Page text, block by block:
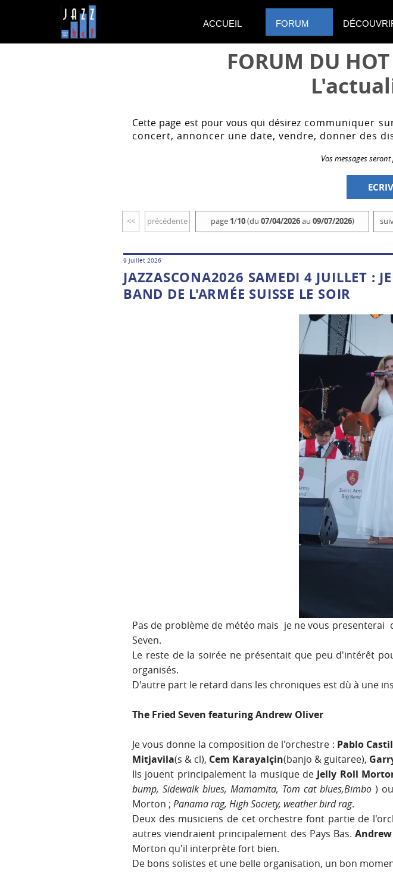
ACCUEIL FORUM
FORUM DU
Cette page est pour vous qui désirezcommuniquer
concert, annoncer une date, vendre, donner des
Vos messages
<< précédente page 1/10(du 07/04/2026au 09/07/2026)
9 juillet 2026
JAZZASCONA2026 SAMEDI 4 JUILLET :
BAND DE L'ARMÉE SUISSE LE SOIR
Pas de problème de météo mais je ne vous presenterai
Seven.
Le reste de la soirée ne présentait que peu d'intérêt
organisés.
D'autre part le retard dans les chroniques est dù à une
The Fried Seven featuring Andrew Oliver
Je vous donne la composition de l'orchestre : Pablo
Mitjavila(s & cl), Cem Karayalçin(banjo & guitaree),
Ils jouent principalement la musique de Jelly Roll
bump, Sidewalk blues, Mamamita, Tom cat blues,Bimbo) ou
Morton ; Panama rag, High Society, weather bird rag.
Deux des musiciens de cet orchestre font partie de
autres viendraient principalement des Pays Bas.
Morton qu'il interprète fort bien.
De bons solistes et une belle organisation, un bon